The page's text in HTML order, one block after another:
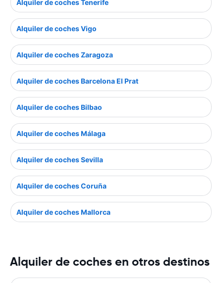
Alquiler de coches Tenerife
Alquiler de coches Vigo
Alquiler de coches Zaragoza
Alquiler de coches Barcelona El Prat
Alquiler de coches Bilbao
Alquiler de coches Málaga
Alquiler de coches Sevilla
Alquiler de coches Coruña
Alquiler de coches Mallorca
Alquiler de coches en otros destinos